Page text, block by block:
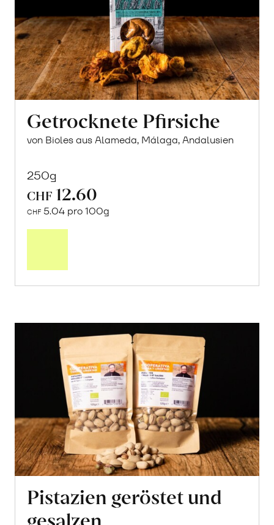
Getrocknete Pfirsiche
von Bioles aus Alameda, Málaga, Andalusien
250g
CHF 12.60
CHF 5.04 pro 100g
Pistazien geröstet und
gesalzen